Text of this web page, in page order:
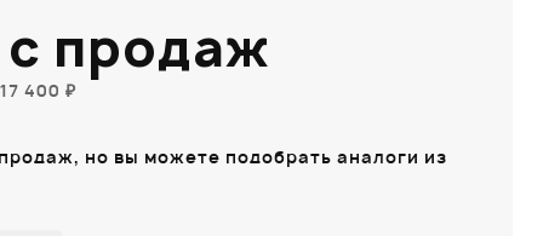
продаж
400 ₽
но вы можете подобрать аналоги из